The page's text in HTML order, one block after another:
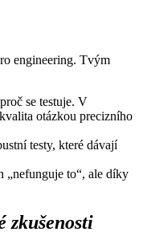
engineering. Tvým
se testuje. V
otázkou precizního
testy, které dávají
„nefunguje to“, ale díky
zkušenosti